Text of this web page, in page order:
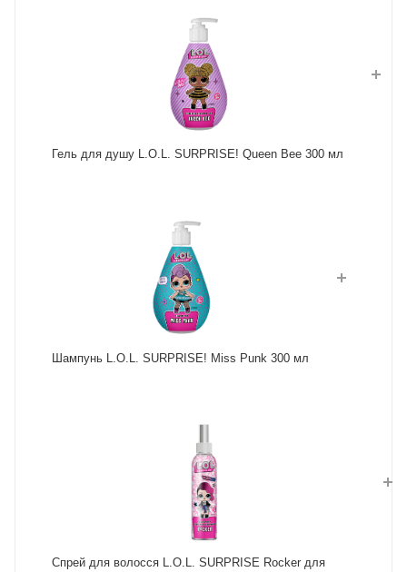
Гель для душу L.O.L. SURPRISE! Queen Bee 300 мл
Шампунь L.O.L. SURPRISE! Miss Punk 300 мл
Спрей для волосся L.O.L. SURPRISE Rocker для